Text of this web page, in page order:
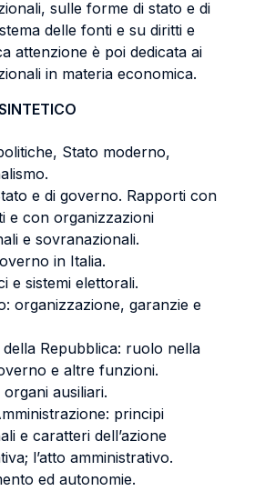
sulle forme di stato e di
delle fonti e su diritti e
attenzione è poi dedicata ai
in materia economica.
Stato moderno,
e di governo. Rapporti con
e con organizzazioni
e sovranazionali.
in Italia.
e sistemi elettorali.
organizzazione, garanzie e
della Repubblica: ruolo nella
e altre funzioni.
ausiliari.
principi
e caratteri dell’azione
l’atto amministrativo.
ed autonomie.